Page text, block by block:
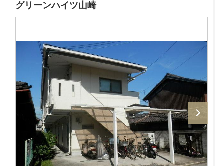
グリーンハイツ山崎